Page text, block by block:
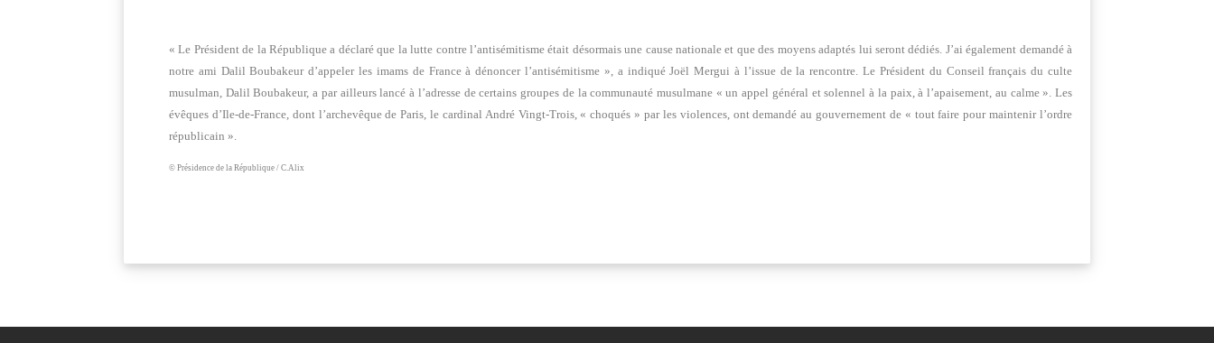
« Le Président de la République a déclaré que la lutte contre l’antisémitisme était désormais une cause nationale et que des moyens adaptés lui seront dédiés. J’ai également demandé à
notre ami Dalil Boubakeur d’appeler les imams de France à dénoncer l’antisémitisme », a indiqué Joël Mergui à l’issue de la rencontre. Le Président du Conseil français du culte
musulman, Dalil Boubakeur, a par ailleurs lancé à l’adresse de certains groupes de la communauté musulmane « un appel général et solennel à la paix, à l’apaisement, au calme ». Les
évêques d’Ile-de-France, dont l’archevêque de Paris, le cardinal André Vingt-Trois, « choqués » par les violences, ont demandé au gouvernement de « tout faire pour maintenir l’ordre
républicain ».
© Présidence de la République / C.Alix